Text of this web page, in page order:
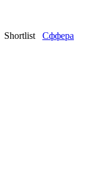
Shortlist Сффера